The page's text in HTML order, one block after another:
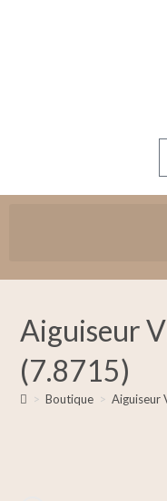
Aiguiseur
(7.8715)
> Boutique > Aiguiseur